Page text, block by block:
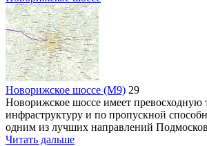
Новорижское шоссе (М9) 29
Новорижское шоссе имеет превосходную
инфраструктуру и по пропускной
одним из лучших направлений
Читать дальше